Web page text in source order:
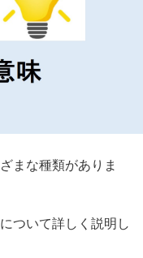
まな種類がありま
ついて詳しく説明し